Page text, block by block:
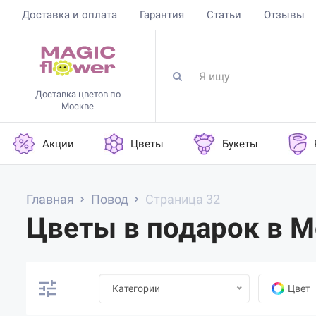
Доставка и оплата Гарантия Статьи Отзывы
Доставка цветов по
Москве
Акции Цветы Букеты
Главная Повод Страница 32
Цветы в подарок в
Категории Цвет